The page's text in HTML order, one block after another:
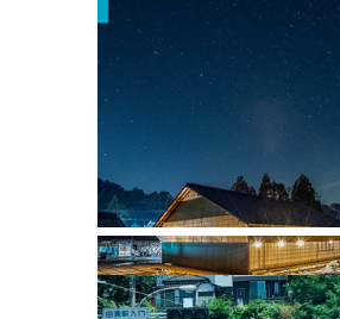
掲載雑誌・書籍